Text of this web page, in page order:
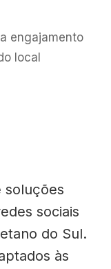
engajamento
local
soluções
sociais
do Sul.
às